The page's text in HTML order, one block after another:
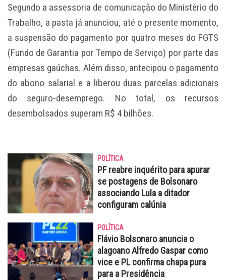
Segundo a assessoria de comunicação do Ministério do
Trabalho, a pasta já anunciou, até o presente momento,
a suspensão do pagamento por quatro meses do FGTS
(Fundo de Garantia por Tempo de Serviço) por parte das
empresas gaúchas. Além disso, antecipou o pagamento
do abono salarial e a liberou duas parcelas adicionais
do seguro-desemprego. No total, os recursos
desembolsados superam R$ 4 bilhões.
POLÍTICA
PF reabre inquérito para apurar
se postagens de Bolsonaro
associando Lula a ditador
configuram calúnia
POLÍTICA
Flávio Bolsonaro anuncia o
alagoano Alfredo Gaspar como
vice e PL confirma chapa pura
para a Presidência